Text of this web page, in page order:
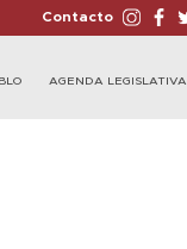
Contacto
AGENDA LEGISLATIVA